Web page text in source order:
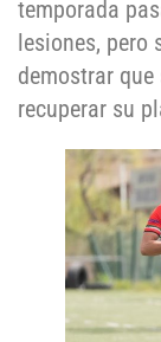
temporada
lesiones, pero
demostrar
recuperar su